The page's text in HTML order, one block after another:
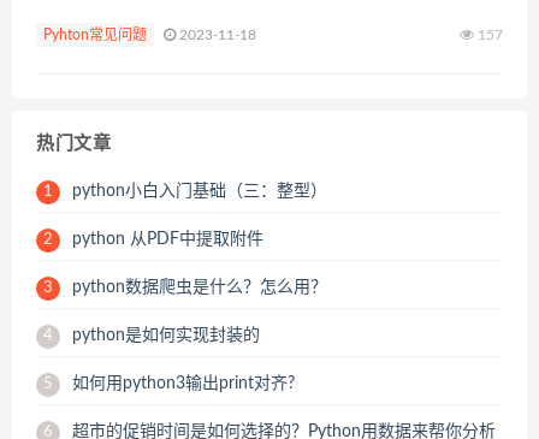
Pyhton常见问题 2023-11-18 157
热门文章
1 python小白入门基础（三：整型）
2 python 从PDF中提取附件
3 python数据爬虫是什么？怎么用？
4 python是如何实现封装的
5 如何用python3输出print对齐?
6 超市的促销时间是如何选择的？Python用数据来帮你分析